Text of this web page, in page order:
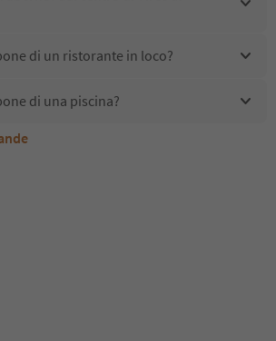
di un ristorante in loco?
di una piscina?
animali domestici?
sono disponibili presso My
ricevono l'Alto Adige Guest